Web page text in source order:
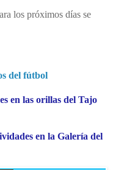
los próximos días se
del fútbol
en las orillas del Tajo
en la Galería del